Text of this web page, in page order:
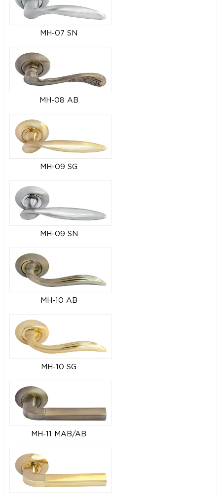
MH-07 SN
MH-08 AB
MH-09 SG
MH-09 SN
MH-10 AB
MH-10 SG
MH-11 MAB/AB